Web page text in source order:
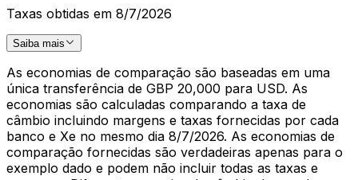
Taxas obtidas em 8/7/2026
Saiba mais
As economias de comparação são baseadas em uma
única transferência de GBP 20,000 para USD. As
economias são calculadas comparando a taxa de
câmbio incluindo margens e taxas fornecidas por cada
banco e Xe no mesmo dia 8/7/2026. As economias de
comparação fornecidas são verdadeiras apenas para o
exemplo dado e podem não incluir todas as taxas e